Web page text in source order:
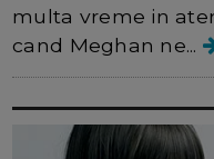
multa vreme in
cand Meghan ne...